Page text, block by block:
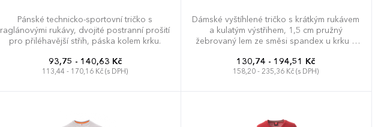
Pánské technicko-sportovní tričko s
raglánovými rukávy, dvojité postranní prošití
pro přiléhavější střih, páska kolem krku.
93,75 - 140,63 Kč
113,44 - 170,16 Kč (s DPH)
Dámské vyštíhlené tričko s krátkým rukávem
a kulatým výstřihem, 1,5 cm pružný
žebrovaný lem ze směsi spandex u krku s
barevně kontrastní vyztužovací páska od
ramene k rameni viditelná na límečku,
130,74 - 194,51 Kč
158,20 - 235,36 Kč (s DPH)